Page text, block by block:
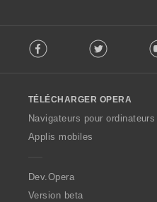
o
w
O
p
a
Facebook Twitter
TÉLÉCHARGER OPERA
Navigateurs pour ordinateurs
Applis mobiles
Dev.Opera
Version beta